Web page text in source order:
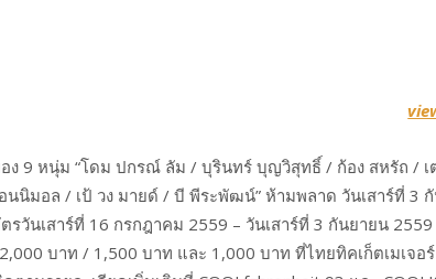
ง 9 หนุ่ม “โดม ปกรณ์ ลัม / บุรินทร์ บุญวิสุทธิ์ / ก้อง สหรัถ /
นิมอล / เป้ วง มายด์ / บี พีระพัฒน์” ห้ามพลาด วันเสาร์ที่ 3
รวันเสาร์ที่ 16 กรกฎาคม 2559 – วันเสาร์ที่ 3 กันยายน
บาท / 1,500 บาท และ 1,000 บาท ที่ไทยทิคเก็ตเมเจอ